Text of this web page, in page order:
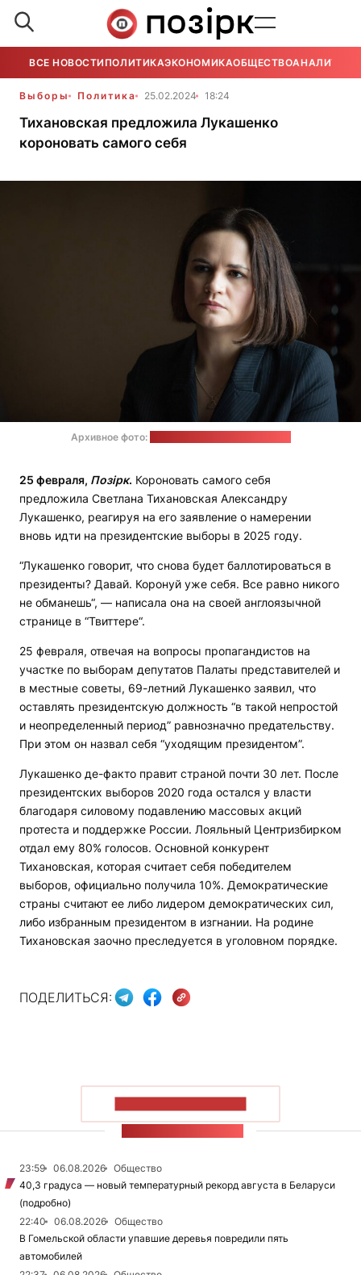
ВСЕ НОВОСТИ ПОЛИТИКАЭКОНОМИКАОБЩЕСТВОАНАЛИТИКА
Выборы Политика 25.02.2024 18:24
Тихановская предложила Лукашенко
короновать самого себя
Архивное фото:
25 февраля, Позірк. Короновать самого себя
предложила Светлана Тихановская Александру
Лукашенко, реагируя на его заявление о намерении
вновь идти на президентские выборы в 2025 году.
“Лукашенко говорит, что снова будет баллотироваться в
президенты? Давай. Коронуй уже себя. Все равно никого
не обманешь“, — написала она на своей англоязычной
странице в “Твиттере“.
25 февраля, отвечая на вопросы пропагандистов на
участке по выборам депутатов Палаты представителей и
в местные советы, 69-летний Лукашенко заявил, что
оставлять президентскую должность “в такой непростой
и неопределенный период” равнозначно предательству.
При этом он назвал себя “уходящим президентом”.
Лукашенко де-факто правит страной почти 30 лет. После
президентских выборов 2020 года остался у власти
благодаря силовому подавлению массовых акций
протеста и поддержке России. Лояльный Центризбирком
отдал ему 80% голосов. Основной конкурент
Тихановская, которая считает себя победителем
выборов, официально получила 10%. Демократические
страны считают ее либо лидером демократических сил,
либо избранным президентом в изгнании. На родине
Тихановская заочно преследуется в уголовном порядке.
ПОДЕЛИТЬСЯ:
23:59 06.08.2026
Общество
40,3 градуса — новый температурный рекорд августа в Беларуси
(подробно)
22:40
06.08.2026
Общество
В Гомельской области упавшие деревья повредили пять
автомобилей